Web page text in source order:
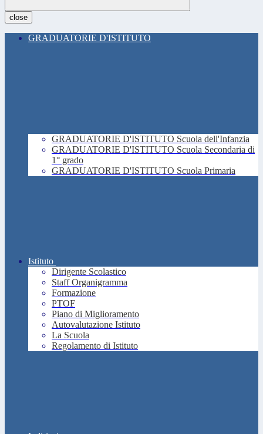
close
GRADUATORIE D'ISTITUTO
GRADUATORIE D'ISTITUTO Scuola dell'Infanzia
GRADUATORIE D'ISTITUTO Scuola Secondaria di
1° grado
GRADUATORIE D'ISTITUTO Scuola Primaria
Istituto
Dirigente Scolastico
Staff Organigramma
Formazione
PTOF
Piano di Miglioramento
Autovalutazione Istituto
La Scuola
Regolamento di Istituto